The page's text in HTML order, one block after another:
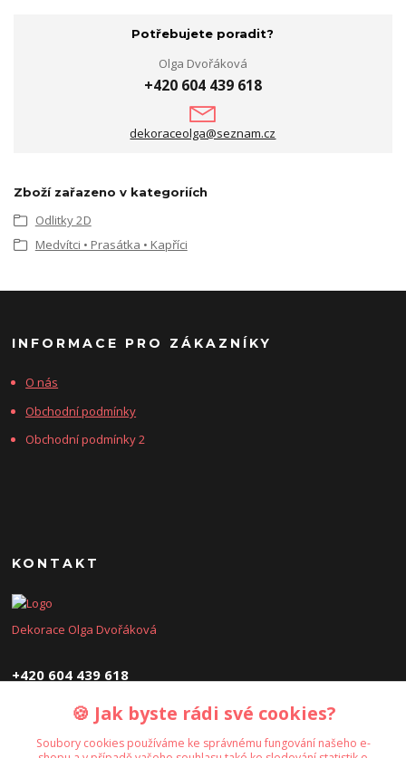
Potřebujete poradit?
Olga Dvořáková
+420 604 439 618
dekoraceolga@seznam.cz
Zboží zařazeno v kategoriích
Odlitky 2D
Medvítci • Prasátka • Kapříci
INFORMACE PRO ZÁKAZNÍKY
O nás
Obchodní podmínky
Obchodní podmínky 2
KONTAKT
Dekorace Olga Dvořáková
+420 604 439 618
dekoraceolga@seznam.cz
🍪 Jak byste rádi své cookies?
Soubory cookies používáme ke správnému fungování našeho e-